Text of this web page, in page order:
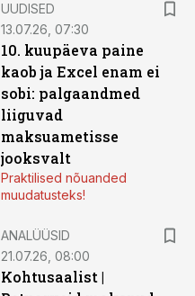
UUDISED
13.07.26, 07:30
10. kuupäeva paine
kaob ja Excel enam ei
sobi: palgaandmed
liiguvad
maksuametisse
jooksvalt
Praktilised nõuanded
muudatusteks!
ANALÜÜSID
21.07.26, 08:00
Kohtusaalist |